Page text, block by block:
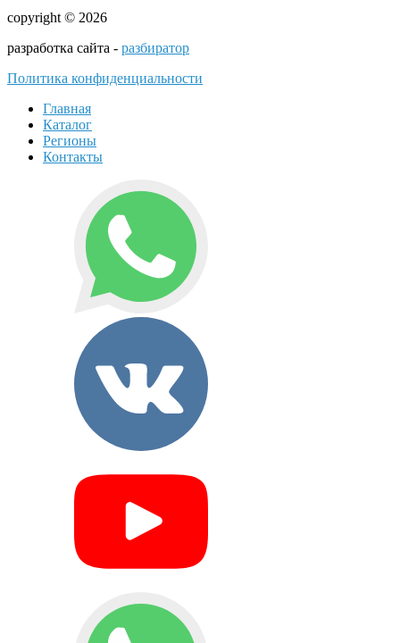
copyright © 2026
разработка сайта - разбиратор
Политика конфиденциальности
Главная
Каталог
Регионы
Контакты